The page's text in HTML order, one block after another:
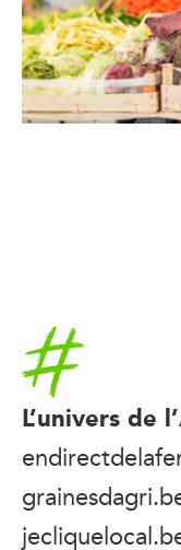
Accueil
L’univers de